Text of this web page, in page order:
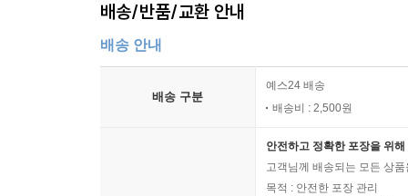
배송/반품/교환 안내
배송 안내
배송 구분
예스24 배송
배송비 : 2,500원
안전하고 정확한 포장을 위
고객님께 배송되는 모든 상
목적 : 안전한 포장 관리